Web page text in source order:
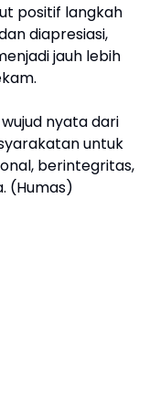
positif langkah
diapresiasi,
jauh lebih
nyata dari
untuk
berintegritas,
(Humas)